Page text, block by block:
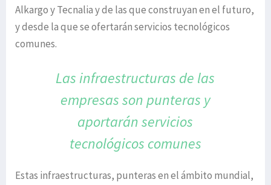
Alkargo y Tecnalia y de las que construyan en el futuro,
y desde la que se ofertarán servicios tecnológicos
comunes.
Las infraestructuras de las
empresasson punteras y
aportarán servicios
tecnológicos comunes
Estas infraestructuras, punteras en el ámbito mundial,